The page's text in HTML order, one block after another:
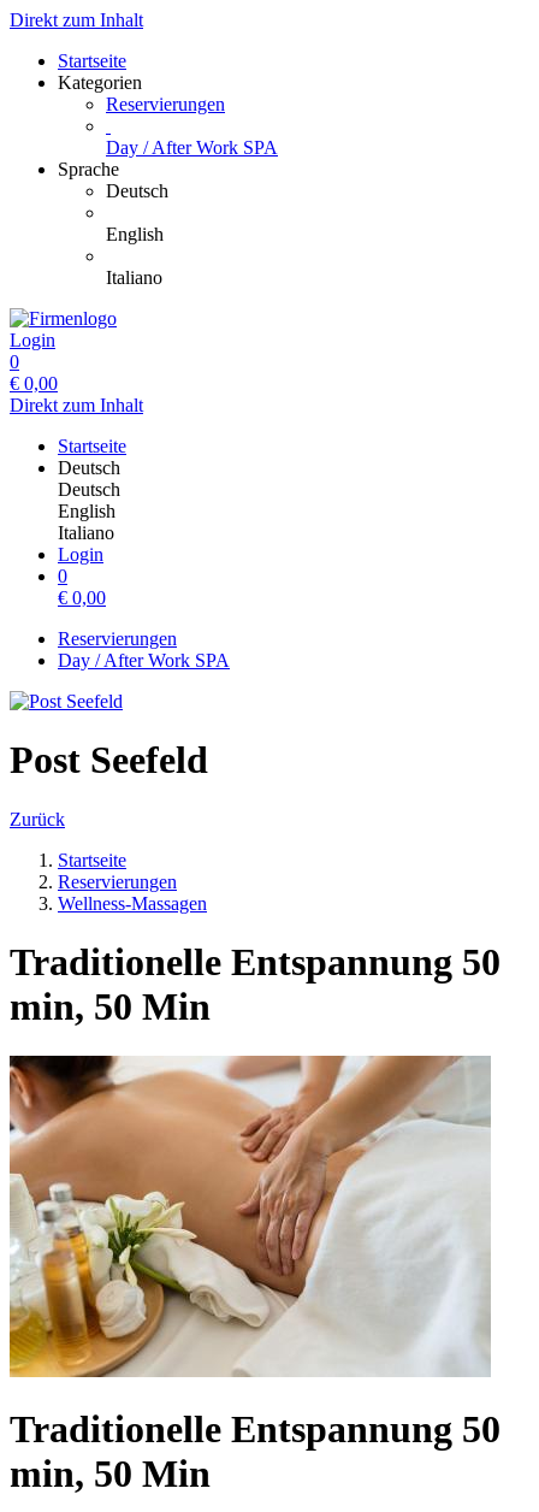
Direkt zum Inhalt
Startseite
Kategorien
Reservierungen
Day / After Work SPA
Sprache
Deutsch
English
Italiano
Login
0
€ 0,00
Direkt zum Inhalt
Startseite
Deutsch
Deutsch
English
Italiano
Login
0
€ 0,00
Reservierungen
Day / After Work SPA
Post Seefeld
Zurück
Startseite
Reservierungen
Wellness-Massagen
Traditionelle Entspannung 50
min, 50 Min
Traditionelle Entspannung 50
min, 50 Min